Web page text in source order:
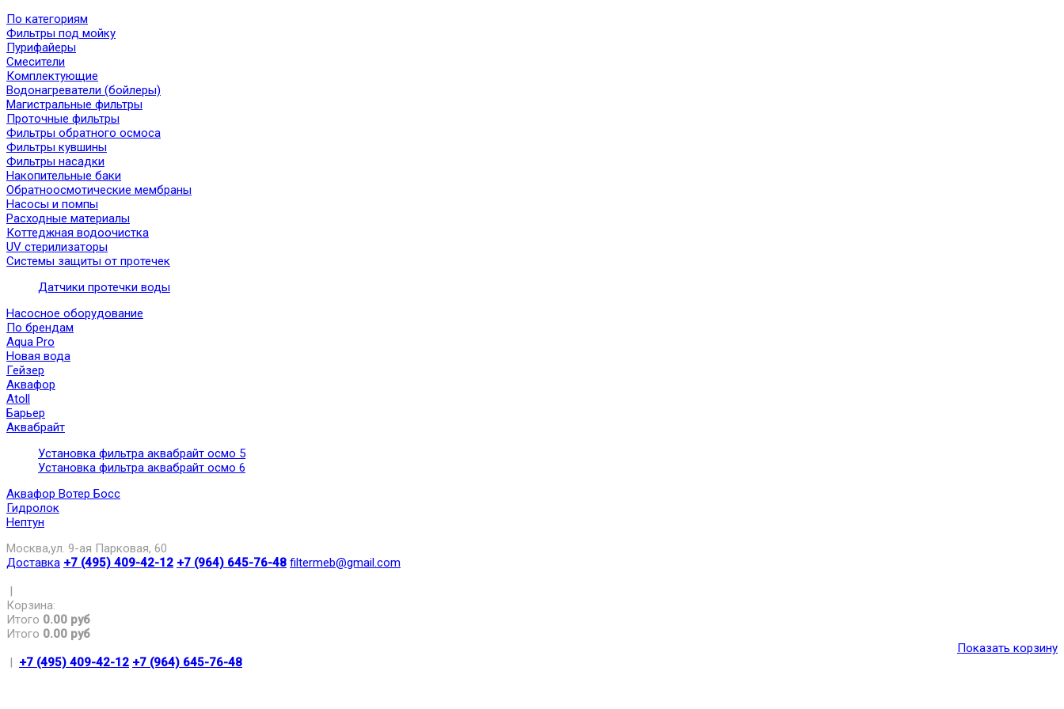
По категориям
Фильтры под мойку
Пурифайеры
Смесители
Комплектующие
Водонагреватели (бойлеры)
Магистральные фильтры
Проточные фильтры
Фильтры обратного осмоса
Фильтры кувшины
Фильтры насадки
Накопительные баки
Обратноосмотические мембраны
Насосы и помпы
Расходные материалы
Коттеджная водоочистка
UV стерилизаторы
Системы защиты от протечек
Датчики протечки воды
Насосное оборудование
По брендам
Aqua Pro
Новая вода
Гейзер
Аквафор
Atoll
Барьер
Аквабрайт
Установка фильтра аквабрайт осмо 5
Установка фильтра аквабрайт осмо 6
Аквафор Вотер Босс
Гидролок
Нептун
Москва,ул. 9-ая Парковая, 60
Доставка +7 (495) 409-42-12 +7 (964) 645-76-48 filtermeb@gmail.com
|
Корзина:
Итого 0.00 руб
Итого 0.00 руб
Показать корзину
| +7 (495) 409-42-12 +7 (964) 645-76-48